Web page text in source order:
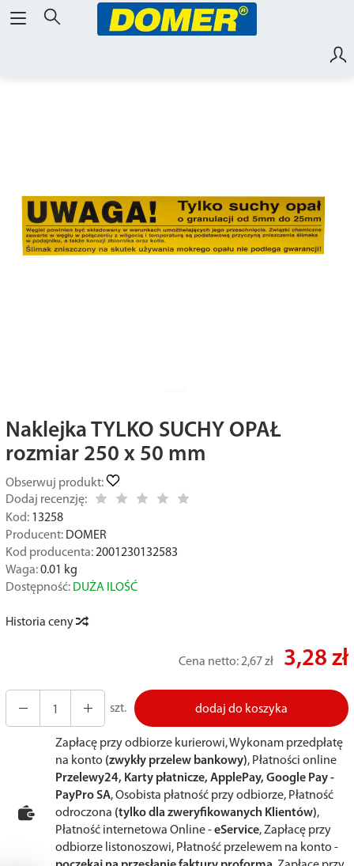
Naklejka TYLKO SUCHY OPAŁ
rozmiar 250 x 50 mm
Obserwuj produkt:
Dodaj recenzję:
Kod: 13258
Producent: DOMER
Kod producenta: 2001230132583
Waga: 0.01 kg
Dostępność: DUŻA ILOŚĆ
Historia ceny
Cena netto:2,67 zł 3,28 zł
szt. dodaj do koszyka
Zapłacę przy odbiorze kurierowi, Wykonam przedpłatę
na konto (zwykły przelew bankowy), Płatności online
Przelewy24, Karty płatnicze, ApplePay, Google Pay -
PayPro SA, Osobista płatność przy odbiorze, Płatność
odroczona (tylko dla zweryfikowanych Klientów),
Płatność internetowa Online -eService, Zapłacę przy
odbiorze listonoszowi, Płatność przelewem na konto -